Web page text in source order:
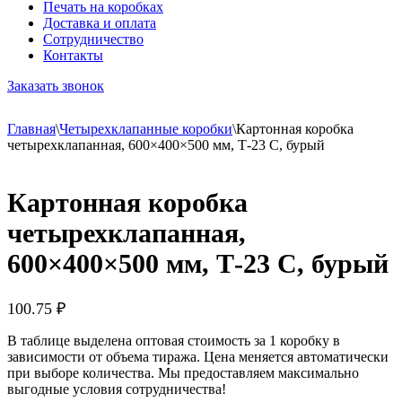
Печать на коробках
Доставка и оплата
Сотрудничество
Контакты
Заказать звонок
Главная\Четырехклапанные коробки\Картонная коробка
четырехклапанная, 600×400×500 мм, Т-23 С, бурый
Картонная коробка
четырехклапанная,
600×400×500 мм, Т-23 С, бурый
100.75 ₽
В таблице выделена оптовая стоимость за 1 коробку в
зависимости от объема тиража. Цена меняется автоматически
при выборе количества. Мы предоставляем максимально
выгодные условия сотрудничества!